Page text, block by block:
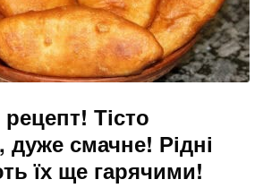
Тісто
дуже смачне! Рідні
їх ще гарячими!